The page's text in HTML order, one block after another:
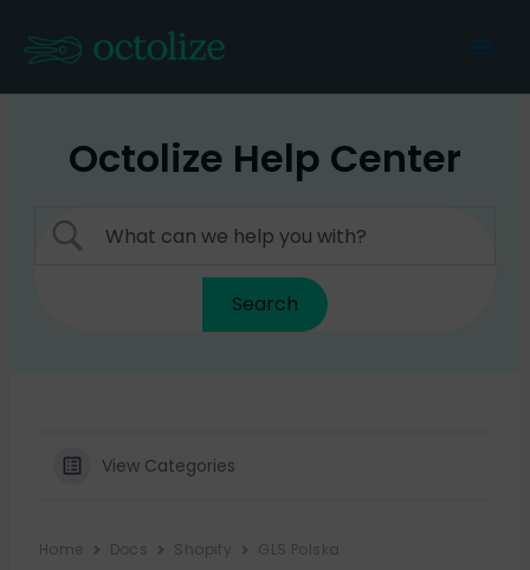
content
Octolize Help Center
View Categories
Home Docs Shopify GLS Polska